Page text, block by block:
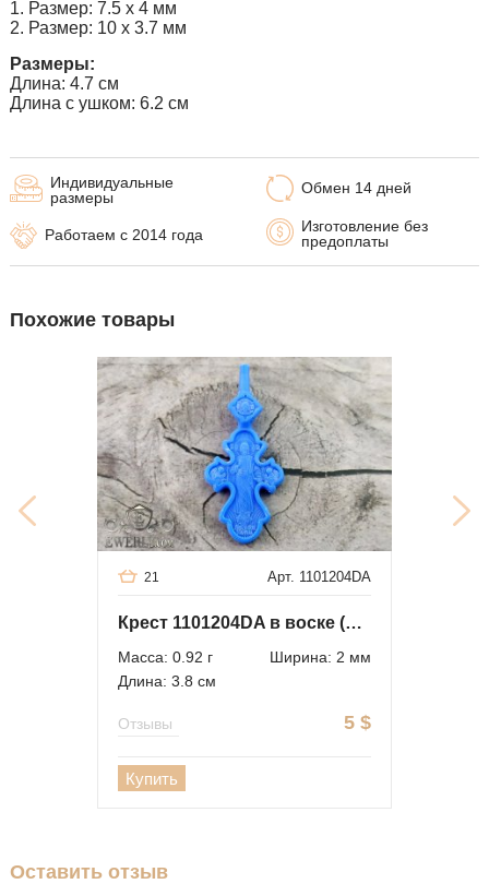
1. Размер: 7.5 х 4 мм
2. Размер: 10 х 3.7 мм
Размеры:
Длина: 4.7 см
Длина с ушком: 6.2 см
Обмен 14 дней
Изготовление без
предоплаты
Индивидуальные
размеры
Работаем с 2014 года
Похожие товары
Арт. 1101204DA
21
Крест 1101204DA в воске (опт)
Масса: 0.92 г
Ширина: 2 мм
Длина: 3.8 см
5 $
Отзывы
Купить
Оставить отзыв